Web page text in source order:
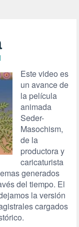
Este video es
un avance de
la película
animada
Seder-
Masochism,
de la
productora y
caricaturista
generados
del tiempo. El
la versión
cargados